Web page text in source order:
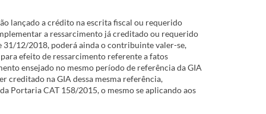
lançado a crédito na escrita fiscal ou requerido
a ressarcimento já creditado ou requerido
12/2018, poderá ainda o contribuinte valer-se,
efeito de ressarcimento referente a fatos
ensejado no mesmo período de referência da GIA
creditado na GIA dessa mesma referência,
Portaria CAT 158/2015, o mesmo se aplicando aos